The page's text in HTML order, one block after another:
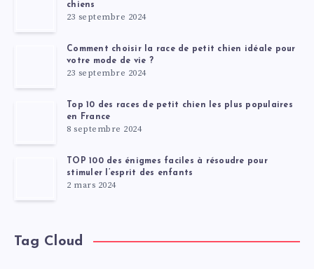
chiens
23 septembre 2024
Comment choisir la race de petit chien idéale pour
votre mode de vie ?
23 septembre 2024
Top 10 des races de petit chien les plus populaires
en France
8 septembre 2024
TOP 100 des énigmes faciles à résoudre pour
stimuler l’esprit des enfants
2 mars 2024
Tag Cloud